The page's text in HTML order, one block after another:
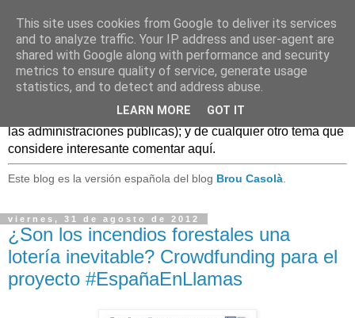
Caldo Casero
Blog sobre experiencias, comentarios, noticias, anécdotas,
... sobre lo que se conoce como
mundo de las TIC, (especialmente en el uso de estas TIC en
las administraciones públicas); y de cualquier otro tema que
considere interesante comentar aquí.
Este blog es la versión española del blog Brou Casolà.
viernes, 31 de agosto de 2012
¿Son los incendios forestales una
lotería inevitable? Crowdfunding para el
proyecto #EspañaEnLlamas
This site uses cookies from Google to deliver its services
and to analyze traffic. Your IP address and user-agent are
shared with Google along with performance and security
metrics to ensure quality of service, generate usage
statistics, and to detect and address abuse.
LEARN MORE GOT IT